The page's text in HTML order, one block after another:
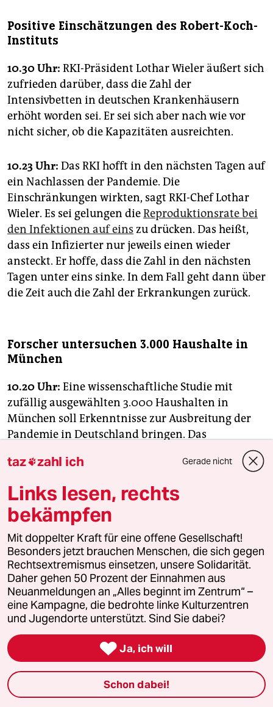
Positive Einschätzungen des Robert-Koch-
Instituts
10.30 Uhr: RKI-Präsident Lothar Wieler äußert sich
zufrieden darüber, dass die Zahl der
Intensivbetten in deutschen Krankenhäusern
erhöht worden sei. Er sei sich aber nach wie vor
nicht sicher, ob die Kapazitäten ausreichten.
10.23 Uhr: Das RKI hofft in den nächsten Tagen auf
ein Nachlassen der Pandemie. Die
Einschränkungen wirkten, sagt RKI-Chef Lothar
Wieler. Es sei gelungen dieReproduktionsrate bei
den Infektionen auf eins zu drücken. Das heißt,
dass ein Infizierter nur jeweils einen wieder
ansteckt. Er hoffe, dass die Zahl in den nächsten
Tagen unter eins sinke. In dem Fall geht dann über
die Zeit auch die Zahl der Erkrankungen zurück.
Forscher untersuchen 3.000 Haushalte in
München
10.20 Uhr: Eine wissenschaftliche Studie mit
zufällig ausgewählten 3.000 Haushalten in
München soll Erkenntnisse zur Ausbreitung der
Pandemie in Deutschland bringen. Das
Forschungsprojekt sei auf ein Jahr angelegt und
solle in wenigen Tagen erste Erkenntnisse liefern,
(CSU) in München. Die Studie mit regelmäßigen
Blutabnahmen und Befragungen beginne am
Sonntag, kündigt der Medizinprofessor Michael
Hoelscher an.
taz zahl ich Gerade nicht
Links lesen, rechts
bekämpfen
Mit doppelter Kraft für eine offene Gesellschaft!
Besonders jetzt brauchen Menschen, die sich gegen
Rechtsextremismus einsetzen, unsere Solidarität.
Daher gehen 50 Prozent der Einnahmen aus
Neuanmeldungen an „Alles beginnt im Zentrum“ –
eine Kampagne, die bedrohte linke Kulturzentren
und Jugendorte unterstützt. Sind Sie dabei?
 Ja, ich will
Schon dabei!